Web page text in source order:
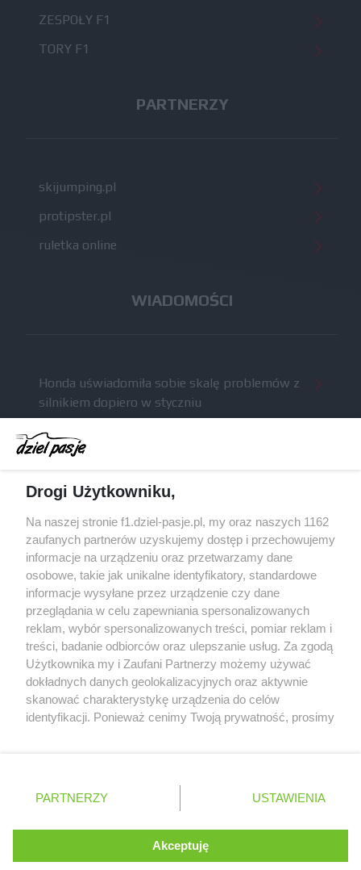
ZESPOŁY F1
TORY F1
PARTNERZY
skijumping.pl
protipster.pl
ruletka online
WIADOMOŚCI
Honda uświadomiła sobie skalę problemów z
silnikiem dopiero w styczniu
pakiety poprawek w 2026 roku
samochodów F1
McCullough opuści Astona Martina z końcem
2026 roku
Poszkodowani kibice z GP Las Vegas 2023
otrzymają częściowy zwrot pieniędzy
Polityka prywatności © 2004 - 2026 GPmedia
Kopiowanie treści bez
zgody autorów zabronione.
powiązana w żaden sposób z grupą przedsiębiorstw Formula
One, oraz oznaczeniami F1, FORMULA ONE, FORMULA 1 FIA
do Formula One Licensing B.V
Serwis internetowy, z którego korzystasz, używa plików
cookies. Są to pliki instalowane w urządzeniach
końcowych osób korzystających z serwisu, w celu
administrowania serwisem, poprawy jakości
Dowiedz się więcej o naszej polityce
ROZUMIEM
Drogi Użytkowniku,
Na naszej stronie f1.dziel-pasje.pl, my oraz naszych 1162
zaufanych partnerów uzyskujemy dostęp i przechowujemy
informacje na urządzeniu oraz przetwarzamy dane
osobowe, takie jak unikalne identyfikatory, standardowe
informacje wysyłane przez urządzenie czy dane
przeglądania w celu zapewniania spersonalizowanych
reklam, wybór spersonalizowanych treści, pomiar reklam i
treści, badanie odbiorców oraz ulepszanie usług. Za zgodą
Użytkownika my i Zaufani Partnerzy możemy używać
dokładnych danych geolokalizacyjnych oraz aktywnie
skanować charakterystykę urządzenia do celów
identyfikacji. Ponieważ cenimy Twoją prywatność, prosimy
prywatności znajdujący się w lewym dolnym rogu strony
. Niektóre rodzaje przetwarzania danych nie wymagają
takiemu przetwarzaniu. Preferencje będą miały
zastosowania tylko na tej witrynie.
PARTNERZY USTAWIENIA
Akceptuję